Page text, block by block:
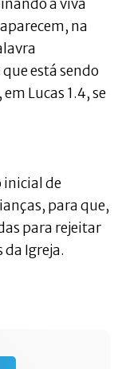
a viva
na
está sendo
Lucas 1.4, se
inicial de
para que,
para rejeitar
da Igreja.